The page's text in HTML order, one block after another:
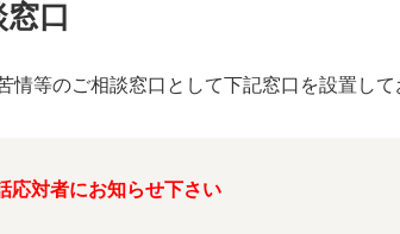
口
等のご相談窓口として下記窓口を設置し
応対者にお知らせ下さい